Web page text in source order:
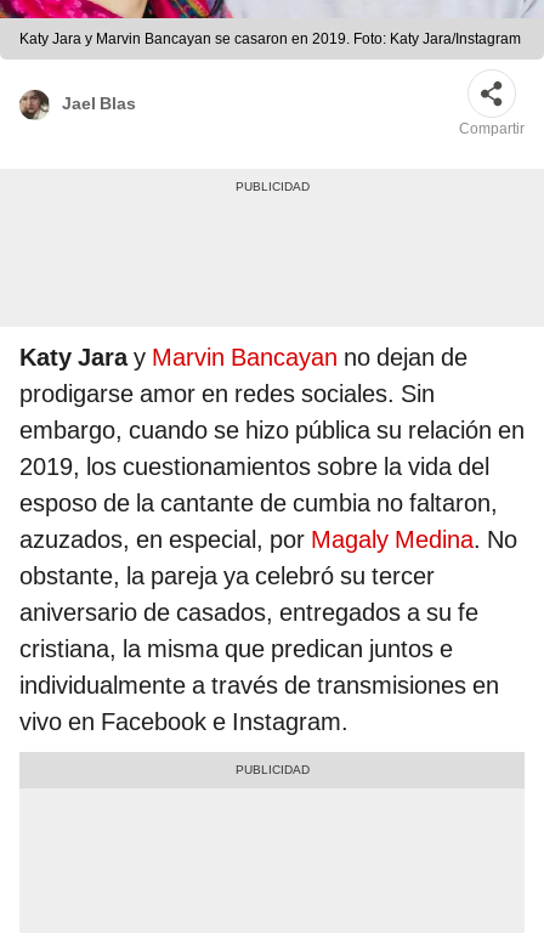
Katy Jara y Marvin Bancayan se casaron en 2019. Foto: Katy Jara/Instagram
Jael Blas
Compartir
Katy Jaray Marvin Bancayan no dejan de
prodigarse amor en redes sociales. Sin
embargo, cuando se hizo pública su relación en
2019, los cuestionamientos sobre la vida del
esposo de la cantante de cumbia no faltaron,
azuzados, en especial, por Magaly Medina. No
obstante, la pareja ya celebró su tercer
aniversario de casados, entregados a su fe
cristiana, la misma que predican juntos e
individualmente a través de transmisiones en
vivo en Facebook e Instagram.